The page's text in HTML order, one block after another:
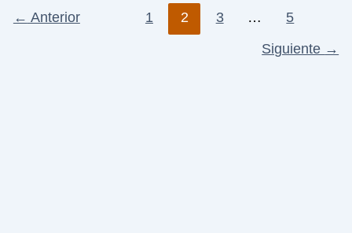
← Anterior 1 2 3 … 5
Siguiente →